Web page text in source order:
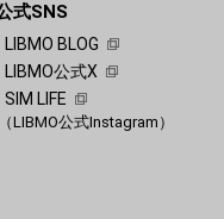
式SNS
LIBMO BLOG
LIBMO公式X
SIM LIFE
（LIBMO公式Instagram）